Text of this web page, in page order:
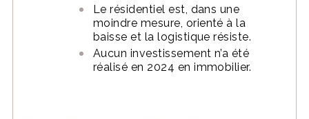
Le résidentiel est, dans une
moindre mesure, orienté à la
baisse et la logistique résiste.
Aucun investissement n’a été
réalisé en 2024 en immobilier.